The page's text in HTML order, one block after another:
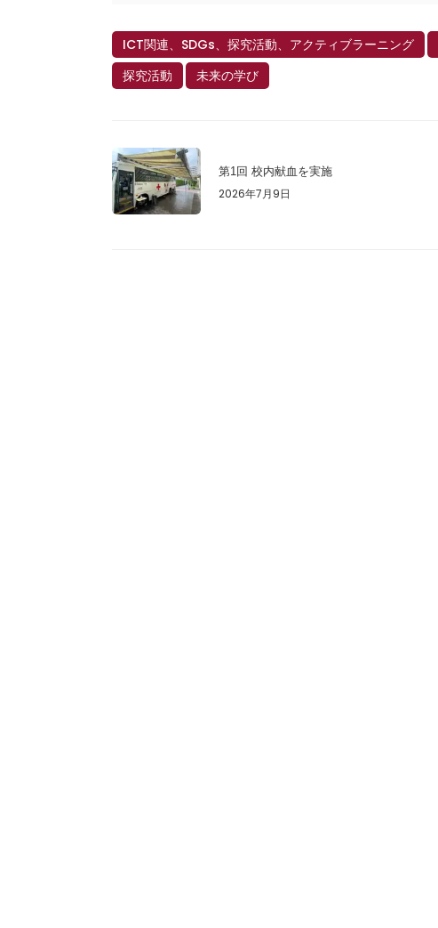
ICT関連、SDGs、探究活動、アクティブラーニング
探究活動
未来の学び
第1回 校内献血を実施
2026年7月9日